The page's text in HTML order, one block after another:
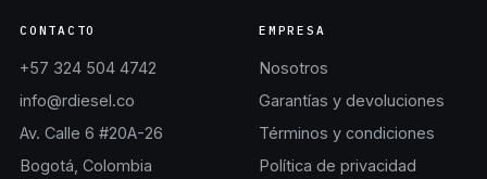
CONTACTO
+57 324 504 4742
info@rdiesel.co
Av. Calle 6 #20A-26
Bogotá, Colombia
EMPRESA
Nosotros
Garantías y devoluciones
Términos y condiciones
Política de privacidad